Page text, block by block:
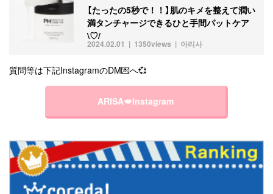
2024.02.01 아리사
1350views
【たったの5秒で！！】肌のキメを整えて潤い
満タンチャージできるひと手間パットケア
\♡/
質問等は下記InstagramのDM💌へ💞
ARISA💋Instagram